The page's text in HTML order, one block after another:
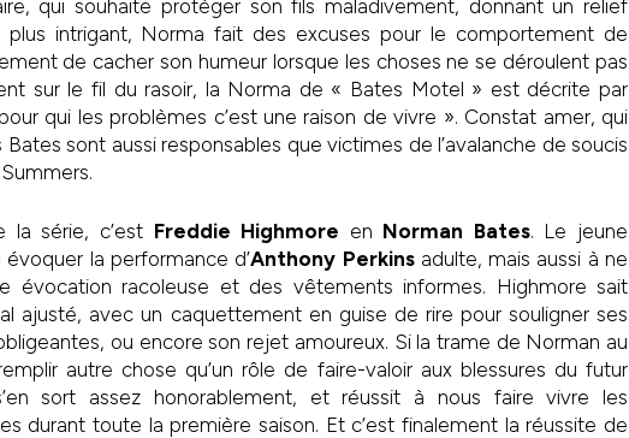
qui souhaite protéger son fils maladivement, donnant un relief
plus intrigant, Norma fait des excuses pour le comportement de
de cacher son humeur lorsque les choses ne se déroulent pas
sur le fil du rasoir, la Norma de « Bates Motel » est décrite par
qui les problèmes c’est une raison de vivre ». Constat amer, qui
Bates sont aussi responsables que victimes de l’avalanche de soucis
la série, c’est Freddie Highmore en Norman Bates. Le jeune
évoquer la performance d’Anthony Perkinsadulte, mais aussi à ne
évocation racoleuse et des vêtements informes. Highmore sait
ajusté, avec un caquettement en guise de rire pour souligner ses
ou encore son rejet amoureux. Si la trame de Norman au
autre chose qu’un rôle de faire-valoir aux blessures du futur
sort assez honorablement, et réussit à nous faire vivre les
durant toute la première saison. Et c’est finalement la réussite de